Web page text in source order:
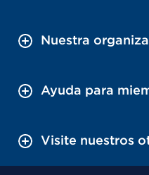
Nuestra
Ayuda para
Visite nuestros